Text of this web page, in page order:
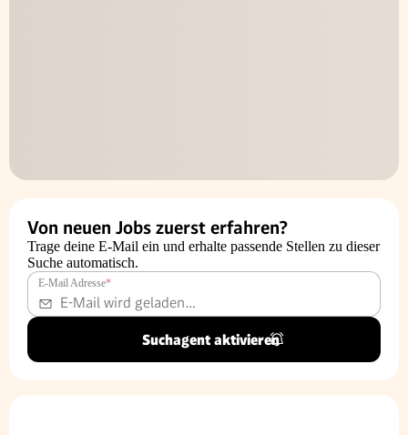
Von neuen Jobs zuerst erfahren?
Trage deine E-Mail ein und erhalte passende Stellen zu dieser
Suche automatisch.
E-Mail Adresse*
Suchagent aktivieren